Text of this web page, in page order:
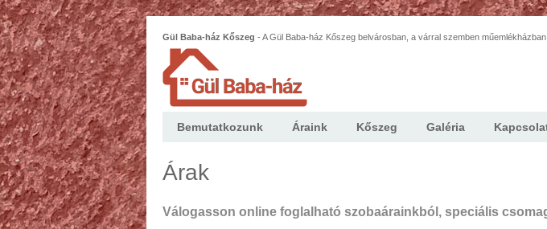
Gül Baba-ház Kőszeg - A Gül Baba-ház Kőszeg belvárosban, a várral szemben
bútorokkal berendezett, 2 szoba hallos lakás.
Bemutatkozunk Áraink Kőszeg Galéria
Árak
Válogasson online foglalható szobaárainkból, speciális